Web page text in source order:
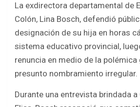
ce
b
o
o
k
tt
er
at
s
A
p
p
ar
e
La exdirectora departamental de
Colón, Lina Bosch, defendió
designación de su hija en horas
sistema educativo provincial,
renuncia en medio de la polémica
presunto nombramiento irregular.
Durante una entrevista brindada a